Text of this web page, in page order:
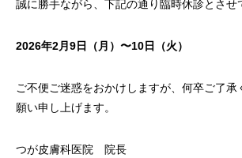
誠に勝手ながら、下記の通り臨時休診とさせ
2026年2月9日（月）〜10日（火）
ご不便ご迷惑をおかけしますが、何卒ご了承
願い申し上げます。
つが皮膚科医院 院長